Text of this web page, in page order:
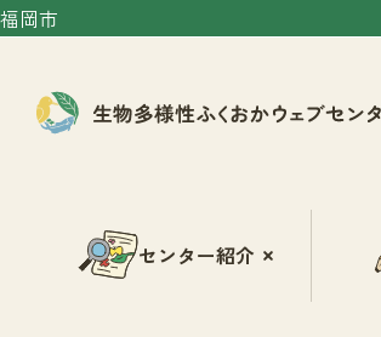
福岡市
センター紹介